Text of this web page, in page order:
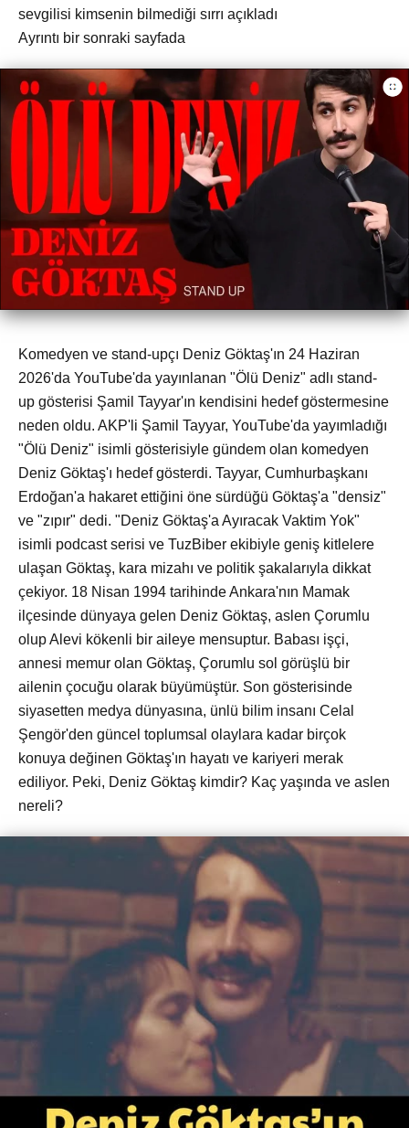
sevgilisi kimsenin bilmediği sırrı açıkladı
Ayrıntı bir sonraki sayfada
Komedyen ve stand-upçı Deniz Göktaş'ın 24 Haziran
2026'da YouTube'da yayınlanan "Ölü Deniz" adlı stand-
up gösterisi Şamil Tayyar'ın kendisini hedef göstermesine
neden oldu. AKP'li Şamil Tayyar, YouTube'da yayımladığı
"Ölü Deniz" isimli gösterisiyle gündem olan komedyen
Deniz Göktaş'ı hedef gösterdi. Tayyar, Cumhurbaşkanı
Erdoğan'a hakaret ettiğini öne sürdüğü Göktaş'a "densiz"
ve "zıpır" dedi. "Deniz Göktaş'a Ayıracak Vaktim Yok"
isimli podcast serisi ve TuzBiber ekibiyle geniş kitlelere
ulaşan Göktaş, kara mizahı ve politik şakalarıyla dikkat
çekiyor. 18 Nisan 1994 tarihinde Ankara'nın Mamak
ilçesinde dünyaya gelen Deniz Göktaş, aslen Çorumlu
olup Alevi kökenli bir aileye mensuptur. Babası işçi,
annesi memur olan Göktaş, Çorumlu sol görüşlü bir
ailenin çocuğu olarak büyümüştür. Son gösterisinde
siyasetten medya dünyasına, ünlü bilim insanı Celal
Şengör'den güncel toplumsal olaylara kadar birçok
konuya değinen Göktaş'ın hayatı ve kariyeri merak
ediliyor. Peki, Deniz Göktaş kimdir? Kaç yaşında ve aslen
nereli?